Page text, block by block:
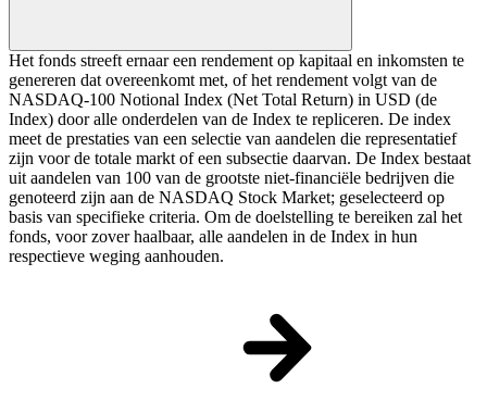
Het fonds streeft ernaar een rendement op kapitaal en inkomsten te
genereren dat overeenkomt met, of het rendement volgt van de
NASDAQ-100 Notional Index (Net Total Return) in USD (de
Index) door alle onderdelen van de Index te repliceren. De index
meet de prestaties van een selectie van aandelen die representatief
zijn voor de totale markt of een subsectie daarvan. De Index bestaat
uit aandelen van 100 van de grootste niet-financiële bedrijven die
genoteerd zijn aan de NASDAQ Stock Market; geselecteerd op
basis van specifieke criteria. Om de doelstelling te bereiken zal het
fonds, voor zover haalbaar, alle aandelen in de Index in hun
respectieve weging aanhouden.